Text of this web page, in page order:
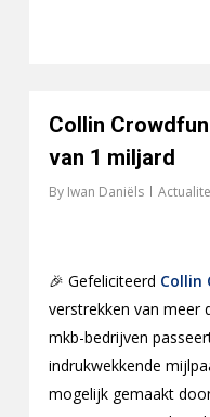
Collin
van 1 miljard
By Iwan Daniëls
🎉 Gefeliciteerd Collin
verstrekken van meer
mkb-bedrijven
indrukwekkende
mogelijk gemaakt